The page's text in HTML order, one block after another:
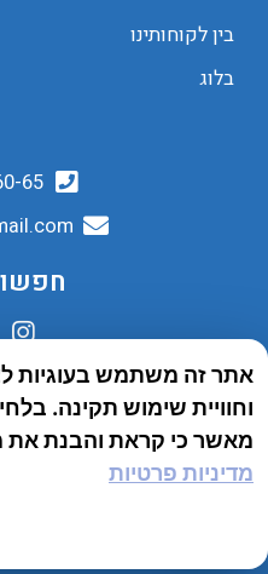
בין לקוחותינו
בלוג
65
אתר זה משתמש בעוגיות
וחוויית שימוש תקינה.
מאשר כי קראת והבנת את
מדיניות פרטיות